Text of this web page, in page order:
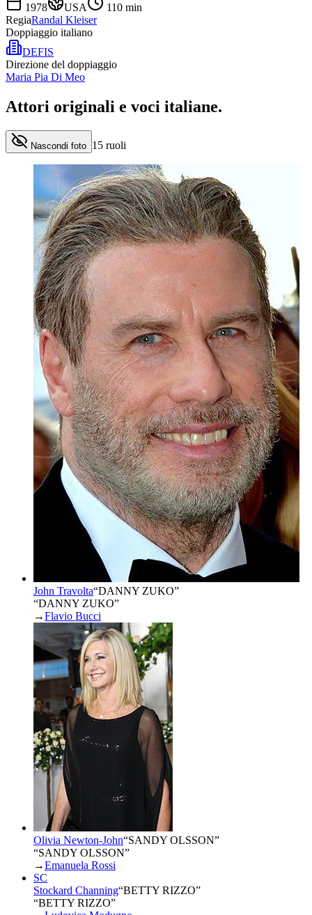
1978 USA 110 min
RegiaRandal Kleiser
Doppiaggio italiano
DEFIS
Direzione del doppiaggio
Maria Pia Di Meo
Attori originali e voci italiane.
Nascondi foto 15 ruoli
John Travolta“DANNY ZUKO”
“DANNY ZUKO”
→Flavio Bucci
Olivia Newton-John“SANDY OLSSON”
“SANDY OLSSON”
→Emanuela Rossi
SC
Stockard Channing“BETTY RIZZO”
“BETTY RIZZO”